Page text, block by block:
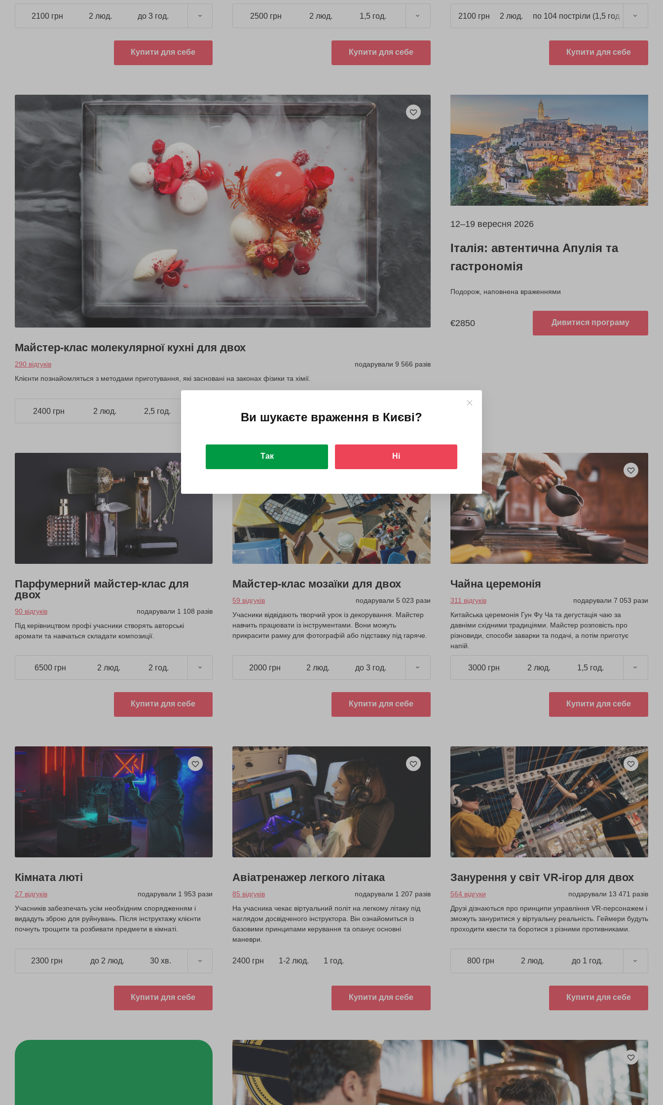
2100 грн 2 люд. до 3 год.
Купити для себе
2500 грн 2 люд. 1,5 год.
Купити для себе
2100 грн 2 люд. по 104 постріли (1,5 год.)
Купити для себе
Майстер-клас молекулярної кухні для двох
290 відгуків
подарували 9 566 разів
Клієнти познайомляться з методами приготування, які засновані на законах фізики та хімії.
2400 грн 2 люд. 2,5 год.
12–19 вересня 2026
Італія: автентична Апулія та
гастрономія
Подорож, наповнена враженнями
€2850 Дивитися програму
Парфумерний майстер-клас для
двох
90 відгуків
подарували 1 108 разів
Під керівництвом профі учасники створять авторські
аромати та навчаться складати композиції.
6500 грн 2 люд. 2 год.
Купити для себе
Майстер-клас мозаїки для двох
59 відгуків
подарували 5 023 рази
Учасники відвідають творчий урок із декорування. Майстер
навчить працювати із інструментами. Вони можуть
прикрасити рамку для фотографій або підставку під гаряче.
2000 грн 2 люд. до 3 год.
Купити для себе
Чайна церемонія
311 відгуків
подарували 7 053 рази
Китайська церемонія Гун Фу Ча та дегустація чаю за
давніми східними традиціями. Майстер розповість про
різновиди, способи заварки та подачі, а потім приготує
напій.
3000 грн 2 люд. 1,5 год.
Купити для себе
Кімната люті
27 відгуків
подарували 1 953 рази
Учасників забезпечать усім необхідним спорядженням і
видадуть зброю для руйнувань. Після інструктажу клієнти
почнуть трощити та розбивати предмети в кімнаті.
2300 грн до 2 люд. 30 хв.
Купити для себе
Авіатренажер легкого літака
85 відгуків
подарували 1 207 разів
На учасника чекає віртуальний політ на легкому літаку під
наглядом досвідченого інструктора. Він ознайомиться із
базовими принципами керування та опанує основні
маневри.
2400 грн 1-2 люд. 1 год.
Купити для себе
Занурення у світ VR-ігор для двох
564 відгуки
подарували 13 471 разів
Друзі дізнаються про принципи управління VR-персонажем і
зможуть зануритися у віртуальну реальність. Геймери будуть
проходити квести та боротися з різними противниками.
800 грн 2 люд. до 1 год.
Купити для себе
Ви шукаєте враження в Києві?
Так Ні